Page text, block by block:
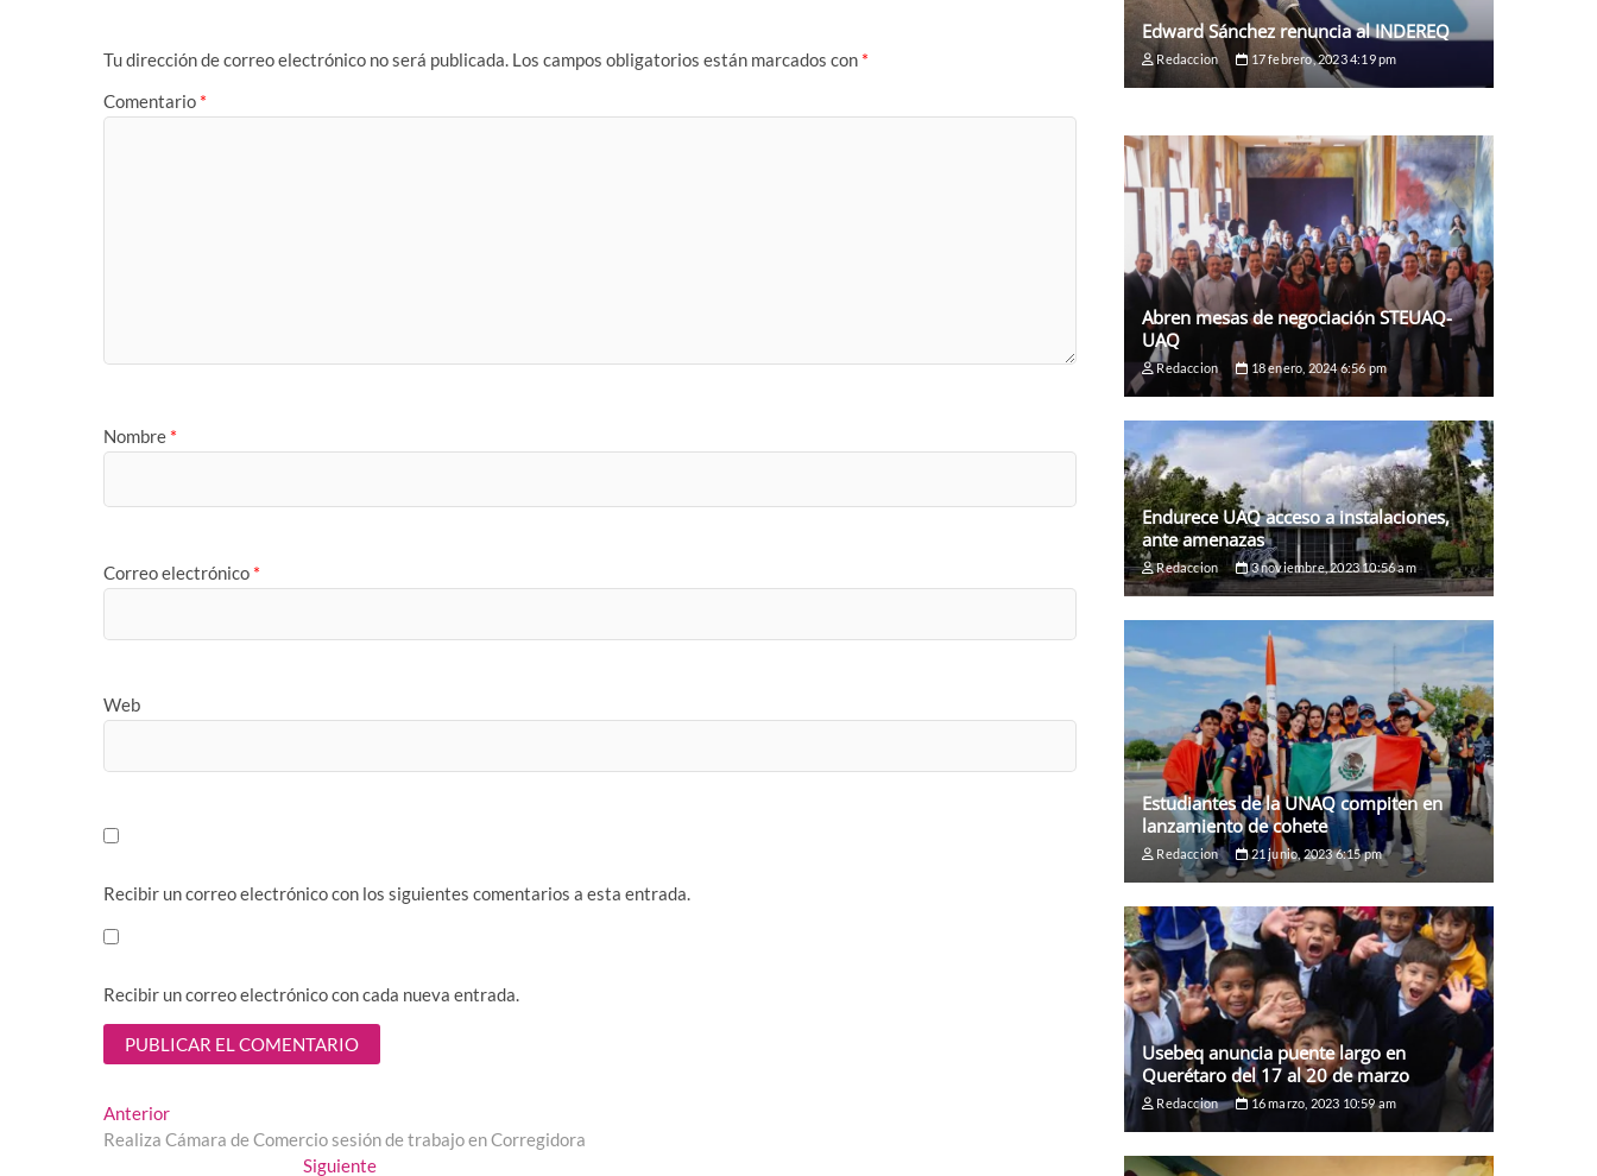
Tu dirección de correo electrónico no será publicada. Los campos obligatorios están marcados con *
Comentario *
Nombre *
Correo electrónico *
Web
Recibir un correo electrónico con los siguientes comentarios a esta entrada.
Recibir un correo electrónico con cada nueva entrada.
Navegación
de
AnteriorEntrada
anterior:
Realiza Cámara de Comercio sesión de trabajo en Corregidora
SiguienteEntrada
Edward Sánchez renuncia al INDEREQ
Redaccion 17 febrero, 2023 4:19 pm
Abren mesas de negociación STEUAQ-
UAQ
Redaccion 18 enero, 2024 6:56 pm
Endurece UAQ acceso a instalaciones,
ante amenazas
Redaccion 3 noviembre, 2023 10:56 am
Estudiantes de la UNAQ compiten en
lanzamiento de cohete
Redaccion 21 junio, 2023 6:15 pm
Usebeq anuncia puente largo en
Querétaro del 17 al 20 de marzo
Redaccion 16 marzo, 2023 10:59 am